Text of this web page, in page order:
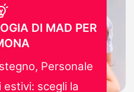
DI MAD PER
Personale
estivi: scegli la